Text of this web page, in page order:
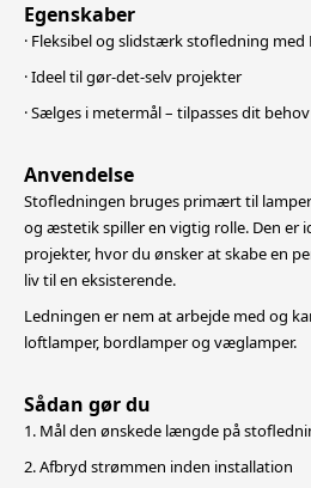
Egenskaber
· Fleksibel og slidstærk stofledning med
· Ideel til gør-det-selv projekter
· Sælges i metermål – tilpasses dit behov
Anvendelse
Stofledningen bruges primært til
og æstetik spiller en vigtig rolle. Den er
projekter, hvor du ønsker at skabe en
liv til en eksisterende.
Ledningen er nem at arbejde med og
loftlamper, bordlamper og væglamper.
Sådan gør du
1. Mål den ønskede længde på
2. Afbryd strømmen inden installation